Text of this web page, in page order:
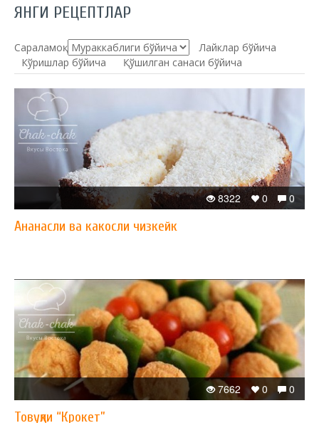
ЯНГИ РЕЦЕПТЛАР
Сараламоқ:
Лайклар бўйича
Кўришлар бўйича
Қўшилган санаси бўйича
0
0
8322
Ананасли ва какосли чизкейк
0
0
7662
Товуқли “Крокет”